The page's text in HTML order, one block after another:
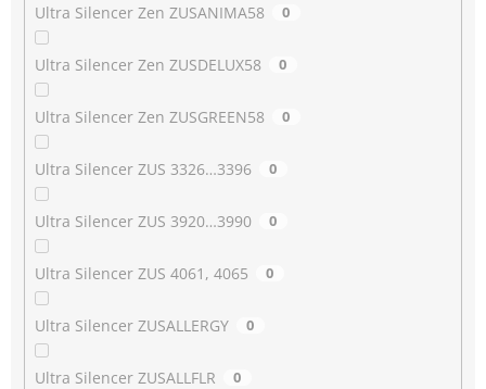
Ultra Silencer Zen ZUSANIMA58 0
Ultra Silencer Zen ZUSDELUX58 0
Ultra Silencer Zen ZUSGREEN58 0
Ultra Silencer ZUS 3326…3396 0
Ultra Silencer ZUS 3920…3990 0
Ultra Silencer ZUS 4061, 4065 0
Ultra Silencer ZUSALLERGY 0
Ultra Silencer ZUSALLFLR 0